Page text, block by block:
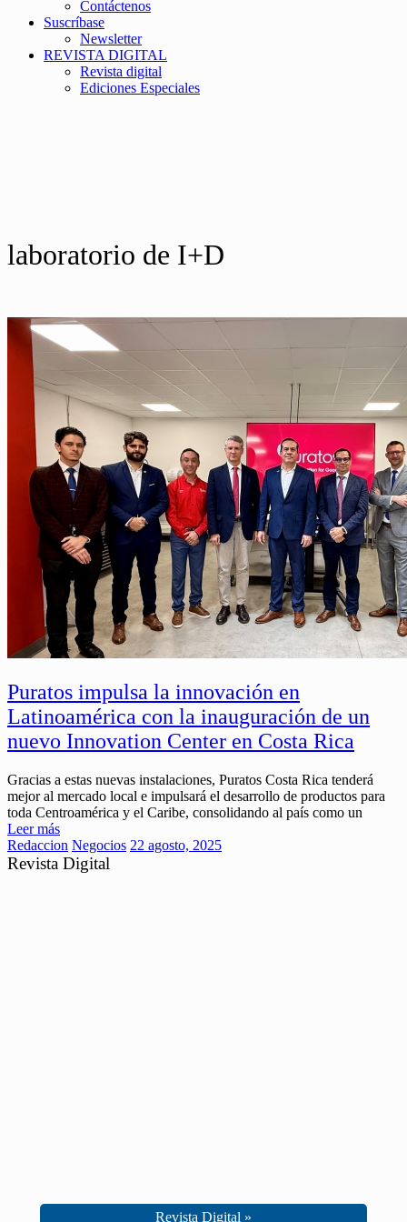
Contáctenos
Suscríbase
Newsletter
REVISTA DIGITAL
Revista digital
Ediciones Especiales
laboratorio de I+D
Puratos impulsa la innovación en
Latinoamérica con la inauguración de un
nuevo Innovation Center en Costa Rica
Gracias a estas nuevas instalaciones, Puratos Costa Rica tenderá
mejor al mercado local e impulsará el desarrollo de productos para
toda Centroamérica y el Caribe, consolidando al país como un
Leer más
Redaccion Negocios 22 agosto, 2025
Revista Digital
Revista Digital »